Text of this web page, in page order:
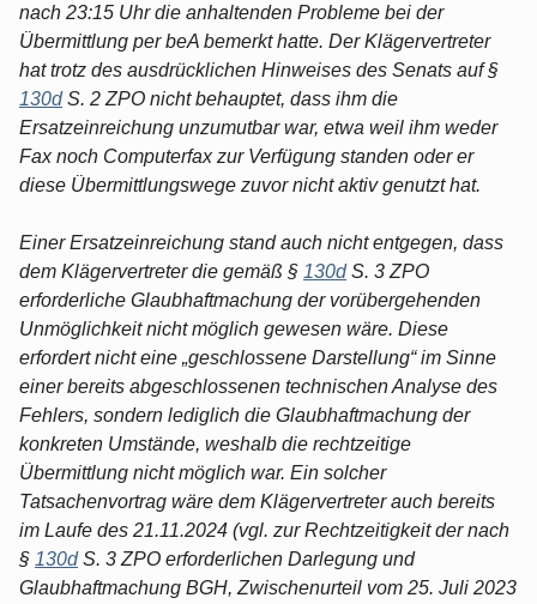
nach 23:15 Uhr die anhaltenden Probleme bei der
Übermittlung per beA bemerkt hatte. Der Klägervertreter
hat trotz des ausdrücklichen Hinweises des Senats auf §
130dS. 2 ZPO nicht behauptet, dass ihm die
Ersatzeinreichung unzumutbar war, etwa weil ihm weder
Fax noch Computerfax zur Verfügung standen oder er
diese Übermittlungswege zuvor nicht aktiv genutzt hat.
Einer Ersatzeinreichung stand auch nicht entgegen, dass
dem Klägervertreter die gemäß § 130dS. 3 ZPO
erforderliche Glaubhaftmachung der vorübergehenden
Unmöglichkeit nicht möglich gewesen wäre. Diese
erfordert nicht eine „geschlossene Darstellung“ im Sinne
einer bereits abgeschlossenen technischen Analyse des
Fehlers, sondern lediglich die Glaubhaftmachung der
konkreten Umstände, weshalb die rechtzeitige
Übermittlung nicht möglich war. Ein solcher
Tatsachenvortrag wäre dem Klägervertreter auch bereits
im Laufe des 21.11.2024 (vgl. zur Rechtzeitigkeit der nach
§ 130dS. 3 ZPO erforderlichen Darlegung und
Glaubhaftmachung BGH, Zwischenurteil vom 25. Juli 2023